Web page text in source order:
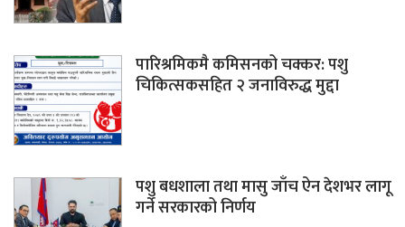
पारिश्रमिकमै कमिसनको चक्कर: पशु
चिकित्सकसहित २ जनाविरुद्ध मुद्दा
पशु बधशाला तथा मासु जाँच ऐन देशभर लागू
गर्ने सरकारको निर्णय